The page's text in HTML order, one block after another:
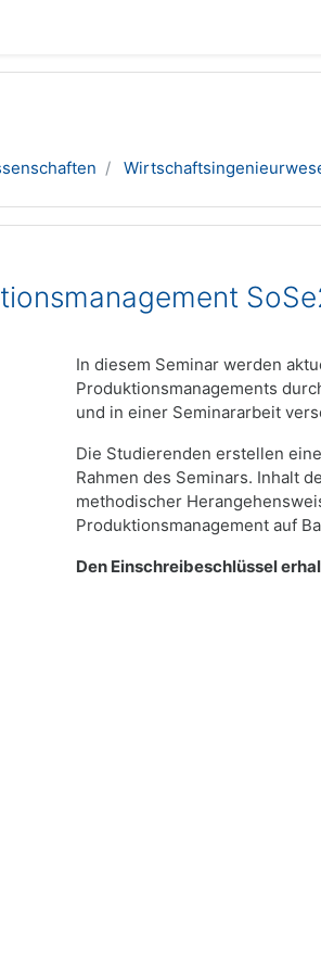
In diesem Seminar werden
Produktionsmanagements
und in einer Seminararbeit
Die Studierenden erstellen
Rahmen des Seminars. Inhalt
methodischer
Produktionsmanagement auf
Den Einschreibeschlüssel